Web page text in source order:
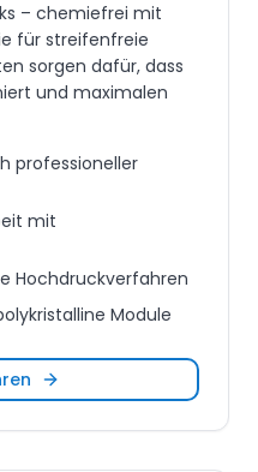
– chemiefrei mit
für streifenfreie
sorgen dafür, dass
und maximalen
professioneller
mit
Hochdruckverfahren
Module